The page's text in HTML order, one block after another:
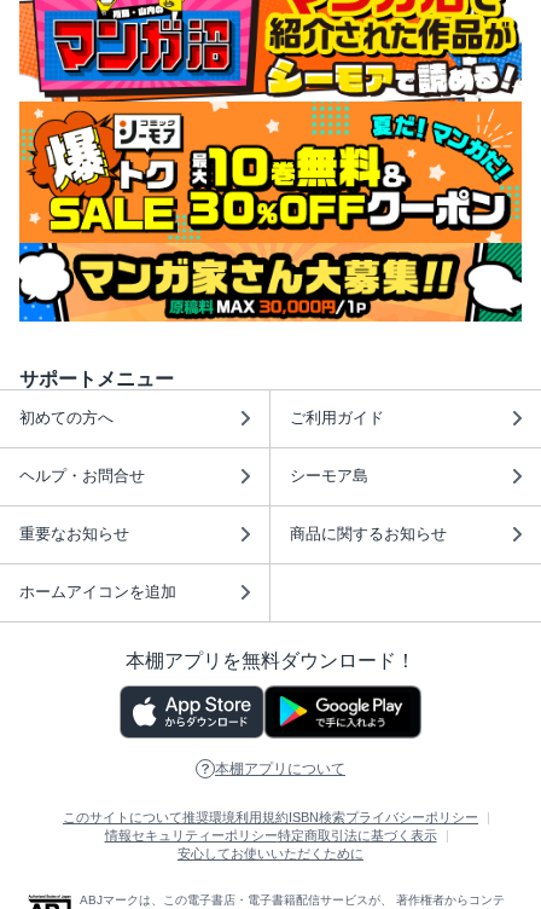
サポートメニュー
初めての方へ ご利用ガイド
ヘルプ・お問合せ シーモア島
重要なお知らせ 商品に関するお知らせ
ホームアイコンを追加
本棚アプリを無料ダウンロード！
本棚アプリについて
このサイトについて推奨環境利用規約 ISBN検索プライバシーポリシー
情報セキュリティーポリシー特定商取引法に基づく表示
安心してお使いいただくために
ABJマークは、この電子書店・電子書籍配信サービスが、 著作権者からコンテ